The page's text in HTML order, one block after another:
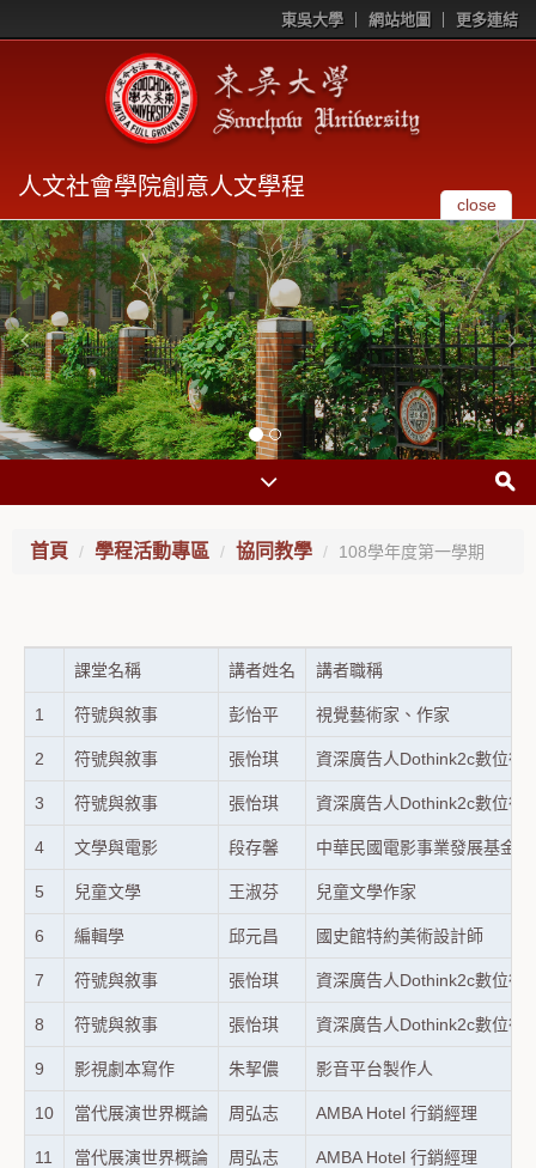
東吳大學 網站地圖 更多連結
人文社會學院創意人文學程
close
首頁 學程活動專區 協同教學 108學年度第一學期
課堂名稱 講者姓名 講者職稱
1 符號與敘事 彭怡平 視覺藝術家、作家
2 符號與敘事 張怡琪 資深廣告人Dothink2c數位行
3 符號與敘事 張怡琪 資深廣告人Dothink2c數位行
4 文學與電影 段存馨 中華民國電影事業發展基金
5 兒童文學 王淑芬 兒童文學作家
6 編輯學 邱元昌 國史館特約美術設計師
7 符號與敘事 張怡琪 資深廣告人Dothink2c數位行
8 符號與敘事 張怡琪 資深廣告人Dothink2c數位行
9 影視劇本寫作 朱挈儂 影音平台製作人
10 當代展演世界概論 周弘志 AMBA Hotel 行銷經理
11 當代展演世界概論 周弘志 AMBA Hotel 行銷經理